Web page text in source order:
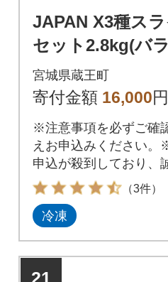
JAPAN X3種ス
セット2.8kg(バ
ース小間) 【
096】
宮城県蔵王町
寄付金額 16,000円
※注意事項を必ずご確
えお申込みください。
申込が殺到しており、
荷に努めておりますが
ヶ月程度の遅れが予測
すので何卒事前のご了
（3件）
冷凍
21